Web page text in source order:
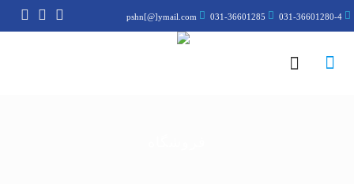
031-36601280-4
031-36601285
pshn[@]ymail.com